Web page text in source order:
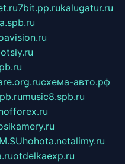
7bit.pp.rukalugatur.ru
схема-авто.рф
music8.spb.ru
hohota.netalimy.ru
otdelkaexp.ru